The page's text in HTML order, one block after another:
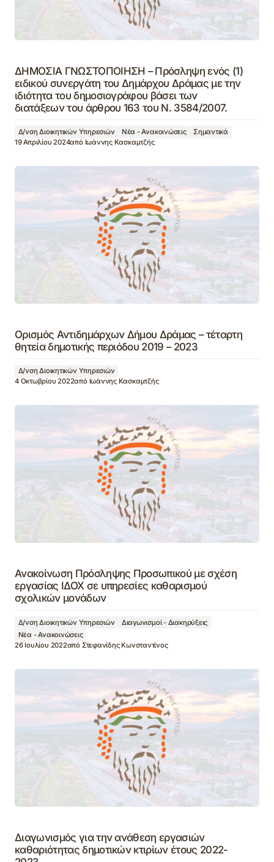
ΔΗΜΟΣΙΑ ΓΝΩΣΤΟΠΟΙΗΣΗ – Πρόσληψη ενός (1)
ειδικού συνεργάτη του Δημάρχου Δράμας με την
ιδιότητα του δημοσιογράφου βάσει των
διατάξεων του άρθρου 163 του Ν. 3584/2007.
Δ/νση Διοικητικών Υπηρεσιών Νέα - Ανακοινώσεις
Σημαντικά
19 Απριλίου 2024από Ιωάννης Κασκαμτζής
Ορισμός Αντιδημάρχων Δήμου Δράμας – τέταρτη
θητεία δημοτικής περιόδου 2019 – 2023
Δ/νση Διοικητικών Υπηρεσιών
4 Οκτωβρίου 2022από Ιωάννης Κασκαμτζής
Ανακοίνωση Πρόσληψης Προσωπικού με σχέση
εργασίας ΙΔΟΧ σε υπηρεσίες καθαρισμού
σχολικών μονάδων
Δ/νση Διοικητικών Υπηρεσιών
Διαγωνισμοί - Διακηρύξεις
Νέα - Ανακοινώσεις
26 Ιουλίου 2022από Στεφανίδης Κωνσταντίνος
Διαγωνισμός για την ανάθεση εργασιών
καθαριότητας δημοτικών κτιρίων έτους 2022-